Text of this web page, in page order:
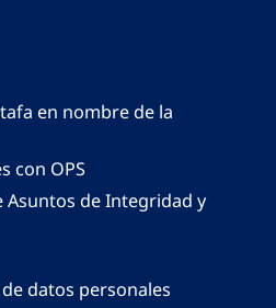
en nombre de la
con OPS
Asuntos de Integridad y
datos personales